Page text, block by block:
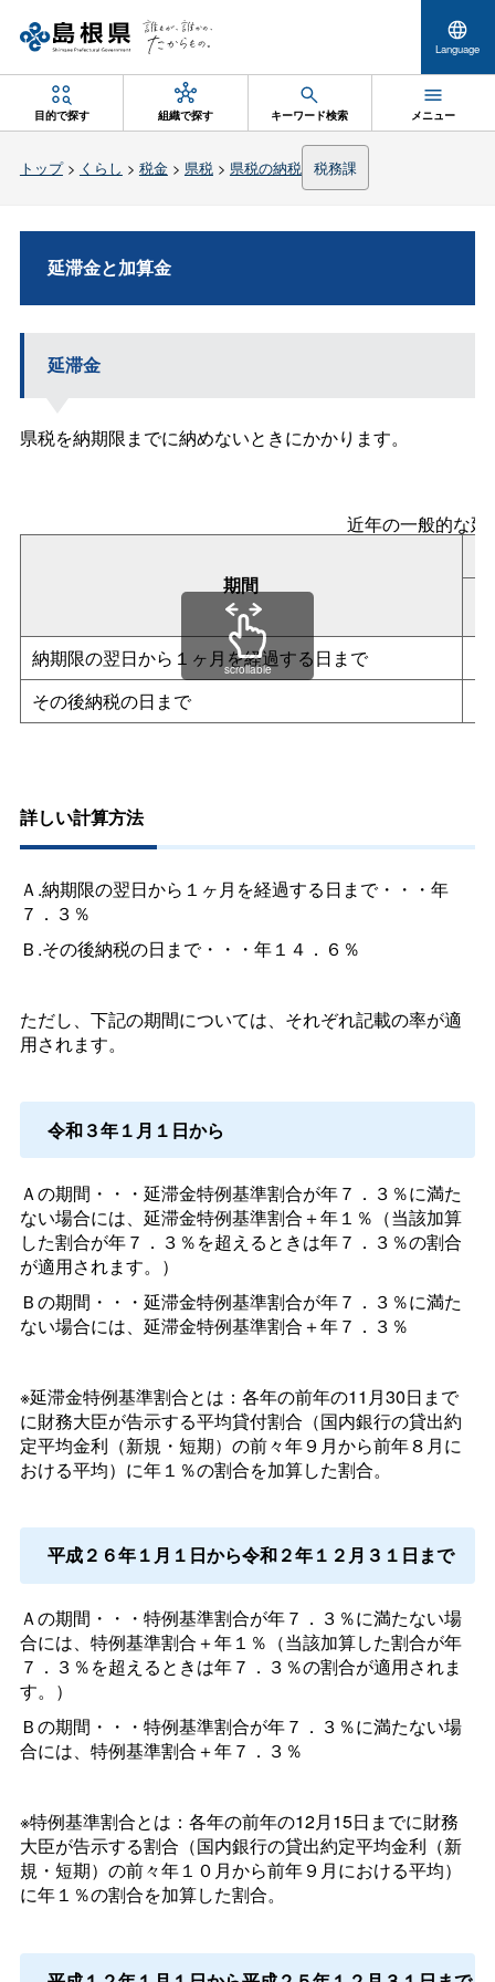
Language
目的で探す 組織で探す キーワード検索 メニュー
トップ> くらし > 税金> 県税> 県税の納税 税務課
延滞金と加算金
延滞金
県税を納期限までに納めないときにかかります。
近年の一般的な延
期間
納期限の翌日から１ヶ月を経過する日まで
その後納税の日まで
scrollable
詳しい計算方法
Ａ.納期限の翌日から１ヶ月を経過する日まで・・・年
７．３％
Ｂ.その後納税の日まで・・・年１４．６％
ただし、下記の期間については、それぞれ記載の率が適
用されます。
令和３年１月１日から
Ａの期間・・・延滞金特例基準割合が年７．３％に満た
ない場合には、延滞金特例基準割合＋年１％（当該加算
した割合が年７．３％を超えるときは年７．３％の割合
が適用されます。）
Ｂの期間・・・延滞金特例基準割合が年７．３％に満た
ない場合には、延滞金特例基準割合＋年７．３％
※延滞金特例基準割合とは：各年の前年の11月30日まで
に財務大臣が告示する平均貸付割合（国内銀行の貸出約
定平均金利（新規・短期）の前々年９月から前年８月に
おける平均）に年１％の割合を加算した割合。
平成２６年１月１日から令和２年１２月３１日まで
Ａの期間・・・特例基準割合が年７．３％に満たない場
合には、特例基準割合＋年１％（当該加算した割合が年
７．３％を超えるときは年７．３％の割合が適用されま
す。）
Ｂの期間・・・特例基準割合が年７．３％に満たない場
合には、特例基準割合＋年７．３％
※特例基準割合とは：各年の前年の12月15日までに財務
大臣が告示する割合（国内銀行の貸出約定平均金利（新
規・短期）の前々年１０月から前年９月における平均）
に年１％の割合を加算した割合。